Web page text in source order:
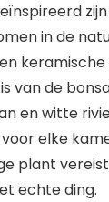
in de
van de
en witte
elke
plant
echte ding.